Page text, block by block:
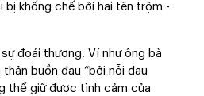
bị khống chế bởi hai tên trộm -
đoái thương. Ví như ông bà
buồn đau “bởi nỗi đau
thể giữ được tình cảm của